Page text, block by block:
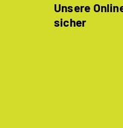
Unsere
sicher